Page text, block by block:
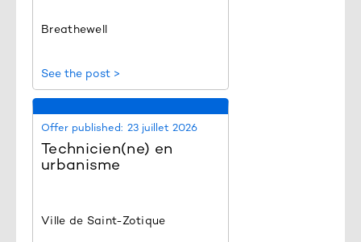
Breathewell
See the post >
Offer published: 23 juillet 2026
Technicien(ne) en
urbanisme
Ville de Saint-Zotique